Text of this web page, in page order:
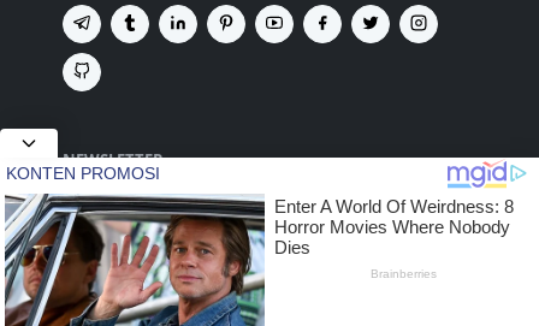
NEWSLETTER
Tetap terhubung untuk mendapatkan berita
terbaru dan pembaruan penting dari kami.